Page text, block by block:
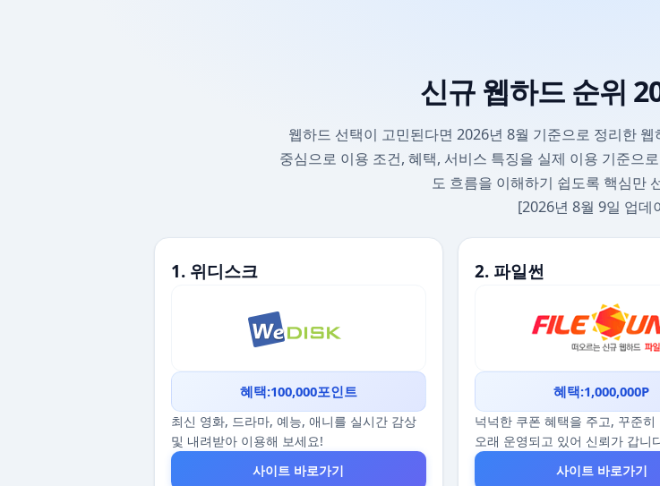
신규 웹하드 순위
웹하드 선택이 고민된다면 2026년 8월 기준으로 정리한
중심으로 이용 조건, 혜택, 서비스 특징을 실제 이용 기준으
도 흐름을 이해하기 쉽도록 핵심만
[2026년 8월 9일 업데
1. 위디스크
혜택:100,000포인트
최신 영화, 드라마, 예능, 애니를 실시간 감상
및 내려받아 이용해 보세요!
사이트 바로가기
2. 파일썬
혜택:1,000,000P
넉넉한 쿠폰 혜택을 주고, 꾸준히
오래 운영되고 있어 신뢰가 갑니
사이트 바로가기